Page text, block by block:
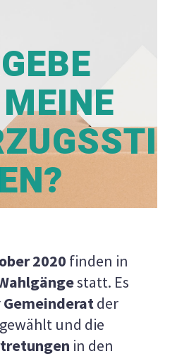
2020 finden in
statt. Es
Gemeinderatder
und die
in den